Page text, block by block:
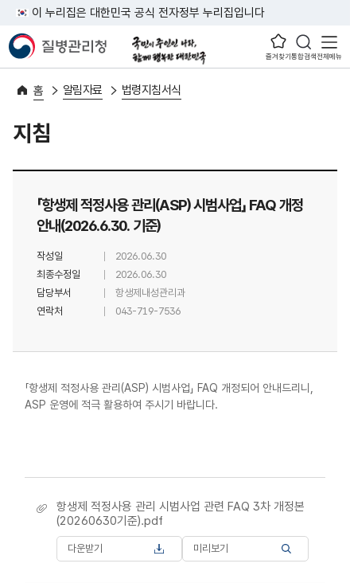
이 누리집은 대한민국 공식 전자정부 누리집입니다
즐겨찾기통합검색전체메뉴
홈 알림자료 법령지침서식
지침
「항생제 적정사용 관리(ASP) 시범사업」 FAQ 개정
안내(2026.6.30. 기준)
작성일
2026.06.30
최종수정일
2026.06.30
담당부서
항생제내성관리과
연락처
043-719-7536
「항생제 적정사용 관리(ASP) 시범사업」 FAQ 개정되어 안내드리니,
ASP 운영에 적극 활용하여 주시기 바랍니다.
항생제 적정사용 관리 시범사업 관련 FAQ 3차 개정본
(20260630기준).pdf
다운받기 미리보기